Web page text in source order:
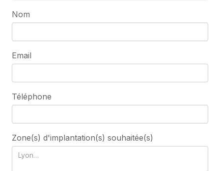
Nom
Email
Téléphone
Zone(s) d'implantation(s) souhaitée(s)